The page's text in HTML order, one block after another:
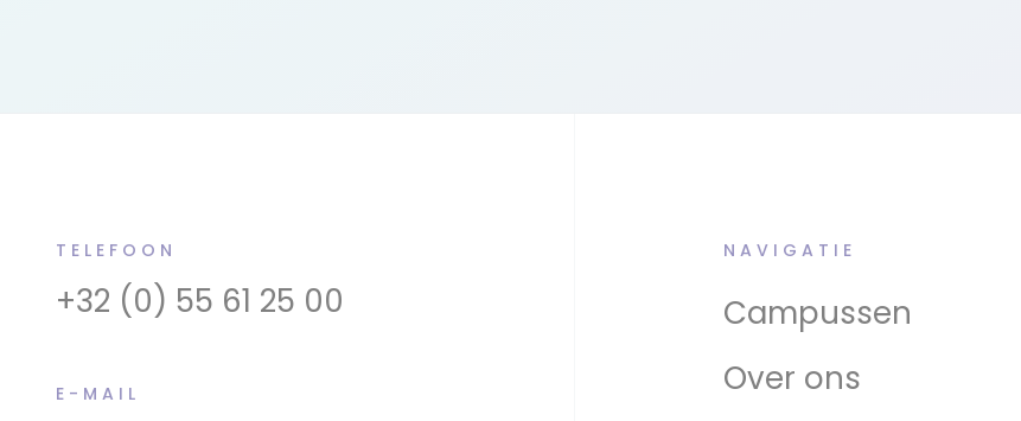
TELEFOON
+32 (0) 55 61 25 00
E-MAIL
NAVIGATIE
Campussen
Over ons